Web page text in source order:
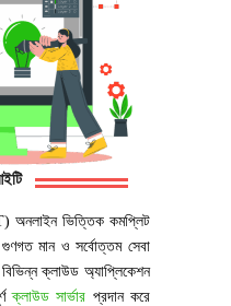
অনলাইন ভিত্তিক কমপ্লিট
গুণগত মান ও সর্বোত্তম সেবা
ক্লাউড অ্যাপ্লিকেশন
ক্লাউড সার্ভার প্রদান করে